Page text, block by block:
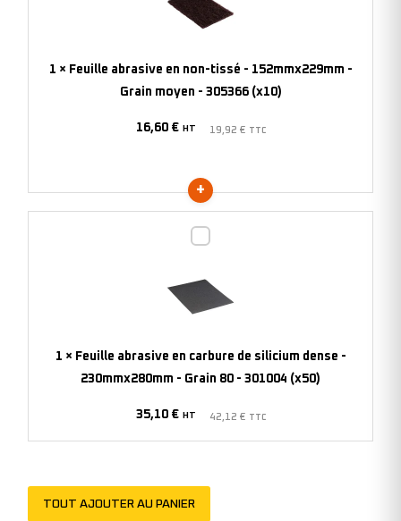
non-
152mmx229mm
Grain
305366
1 × Feuille abrasive en non-tissé - 152mmx229mm -
Grain moyen - 305366 (x10)
16,60 € HT 19,92 €
en
carbure
230mmx280mm
-
1 × Feuille abrasive en carbure de silicium dense -
230mmx280mm - Grain 80 - 301004 (x50)
35,10 € HT 42,12 €
TOUT AJOUTER AU PANIER